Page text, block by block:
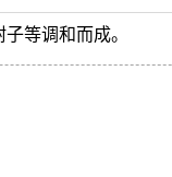
等调和而成。